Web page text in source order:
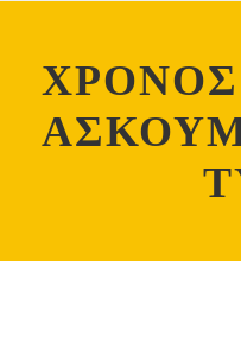
ΧΡΟΝΟΣ